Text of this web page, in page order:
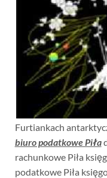
Furtiankach
biuro podatkowe Piła
rachunkowe Piła
podatkowe Piła